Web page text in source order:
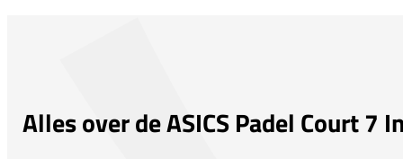
Alles over de ASICS Padel Court 7